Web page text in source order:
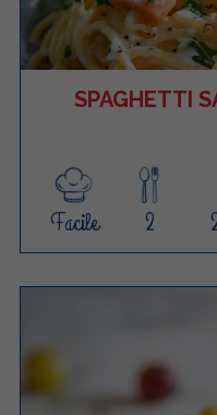
SPAGHETTI
Facile 2